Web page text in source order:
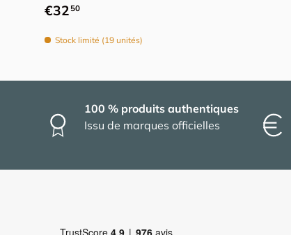
Prix habituel
€32 50
Stock limité (19 unités)
100 % produits authentiques
Issu de marques officielles